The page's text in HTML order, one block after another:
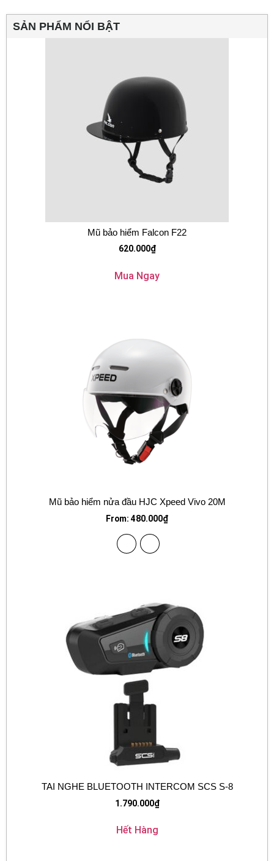
SẢN PHẨM NỔI BẬT
Mũ bảo hiểm Falcon F22
620.000₫
Mua Ngay
Mũ bảo hiểm nửa đầu HJC Xpeed Vivo 20M
From: 480.000₫
TAI NGHE BLUETOOTH INTERCOM SCS S-8
1.790.000₫
Hết Hàng